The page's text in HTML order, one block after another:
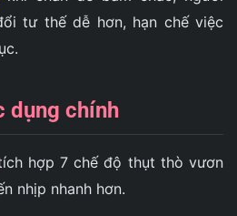
tư thế dễ hơn, hạn chế việc
dụng chính
hợp 7 chế độ thụt thò vươn
nhịp nhanh hơn.